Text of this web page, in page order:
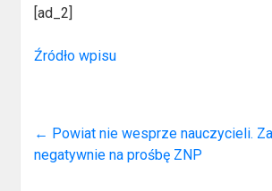
[ad_2]
Źródło wpisu
← Powiat nie wesprze nauczycieli.
negatywnie na prośbę ZNP